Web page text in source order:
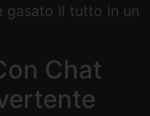
gasato il tutto in un
Chat